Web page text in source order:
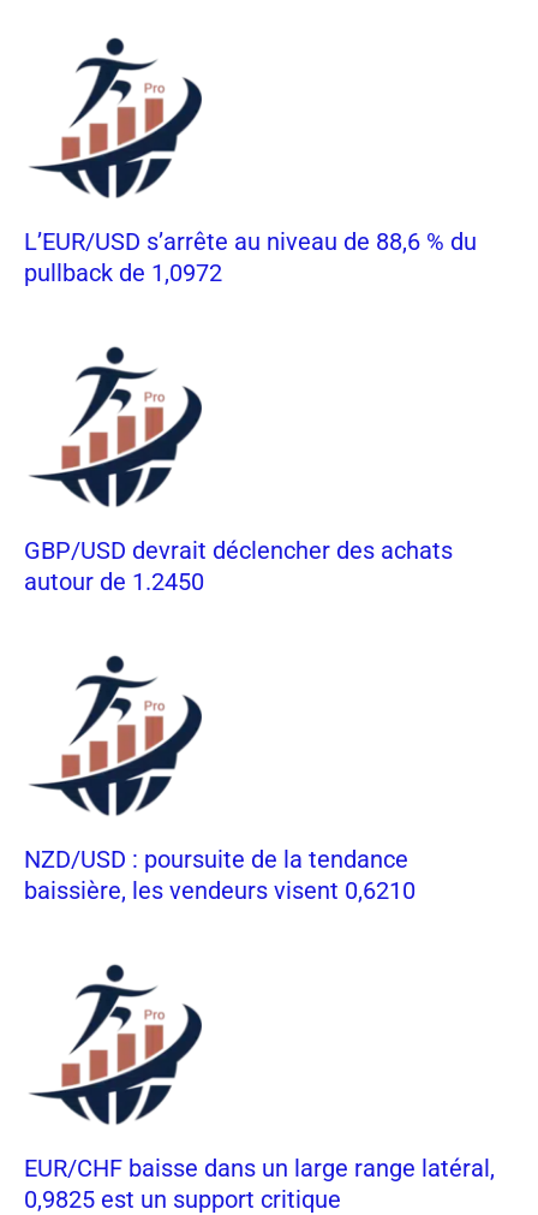
L’EUR/USD s’arrête au niveau de 88,6 % du
pullback de 1,0972
GBP/USD devrait déclencher des achats
autour de 1.2450
NZD/USD : poursuite de la tendance
baissière, les vendeurs visent 0,6210
EUR/CHF baisse dans un large range latéral,
0,9825 est un support critique